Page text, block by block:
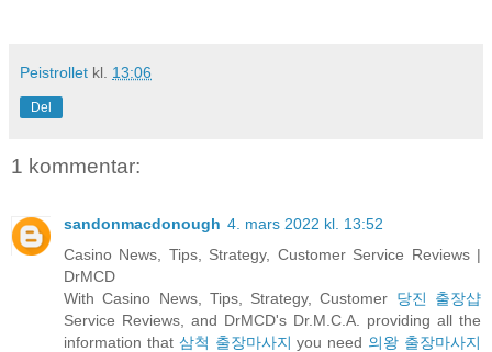
Peistrollet kl. 13:06
Del
1 kommentar:
sandonmacdonough 4. mars 2022 kl. 13:52
Casino News, Tips, Strategy, Customer Service Reviews |
DrMCD
With Casino News, Tips, Strategy, Customer 당진 출장샵
Service Reviews, and DrMCD's Dr.M.C.A. providing all the
information that 삼척 출장마사지 you need 의왕 출장마사지